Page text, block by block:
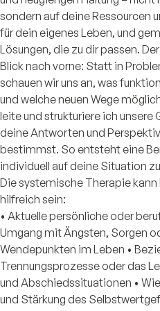
sondern auf deine Ressourcen
für dein eigenes Leben, und
Lösungen, die zu dir passen.
Blick nach vorne: Statt in
schauen wir uns an, was
und welche neuen Wege
leite und strukturiere ich unsere
deine Antworten und
bestimmst. So entsteht eine
individuell auf deine Situation
Die systemische Therapie
hilfreich sein:
• Aktuelle persönliche oder
Umgang mit Ängsten, Sorgen
Wendepunkten im Leben •
Trennungsprozesse oder das
und Abschiedssituationen •
und Stärkung des